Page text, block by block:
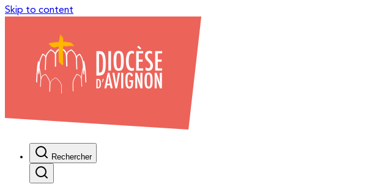
Skip to content
Rechercher